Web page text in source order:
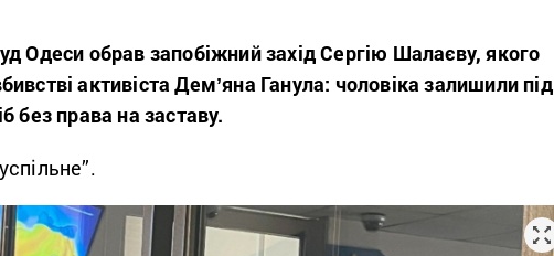
Одеси обрав запобіжний захід Сергію Шалаєву, якого
активіста Демʼяна Ганула: чоловіка залишили під
без права на заставу.